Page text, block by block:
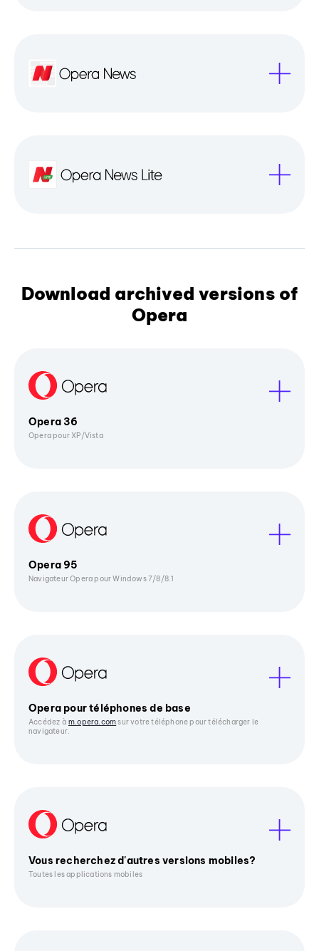
Download archived versions of
Opera
Opera 36
Opera pour XP/Vista
Opera 95
Navigateur Opera pour Windows 7/8/8.1
Opera pour téléphones de base
Accédez àm.opera.comsur votre téléphone pour télécharger le
navigateur.
Vous recherchez d'autres versions mobiles?
Toutes les applications mobiles